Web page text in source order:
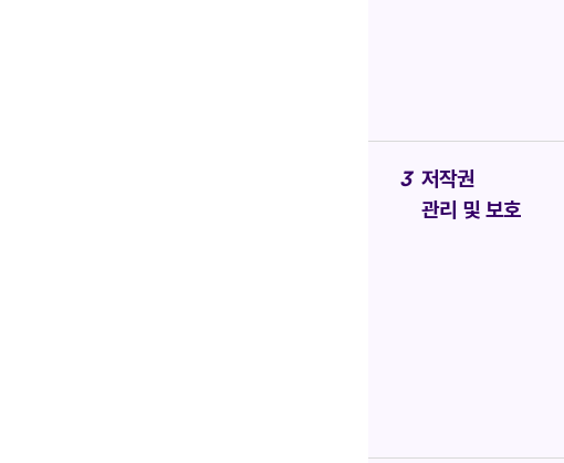
저작권
관리 및 보호